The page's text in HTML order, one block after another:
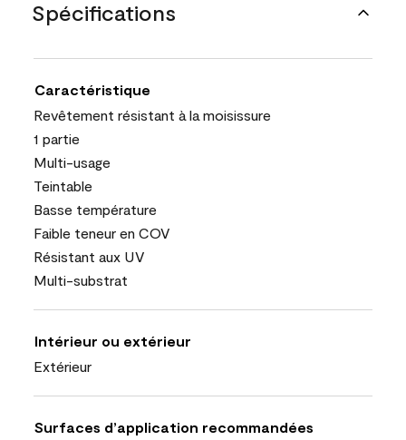
Spécifications
Caractéristique
Revêtement résistant à la moisissure
1 partie
Multi-usage
Teintable
Basse température
Faible teneur en COV
Résistant aux UV
Multi-substrat
Intérieur ou extérieur
Extérieur
Surfaces d’application recommandées